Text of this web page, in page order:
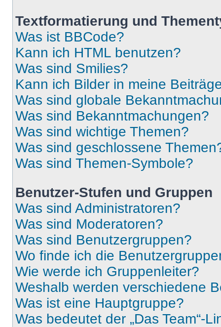
Textformatierung und
Was ist BBCode?
Kann ich HTML benutzen?
Was sind Smilies?
Kann ich Bilder in meine
Was sind globale
Was sind Bekanntmachungen?
Was sind wichtige Themen?
Was sind geschlossene
Was sind Themen-Symbole?
Benutzer-Stufen und Gruppen
Was sind Administratoren?
Was sind Moderatoren?
Was sind Benutzergruppen?
Wo finde ich die
Wie werde ich Gruppenleiter?
Weshalb werden verschiedene
Was ist eine Hauptgruppe?
Was bedeutet der „Das Team“-